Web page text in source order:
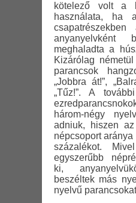
kötelező volt a
használata, ha
anyanyelvként
meghaladta a
Kizárólag
parancsok
„Jobbra át!”,
„Tűz!”. A
három-négy
adniuk, hiszen
népcsoport
százalékot.
egyszerűbb
ki,
beszéltek más
nyelvű